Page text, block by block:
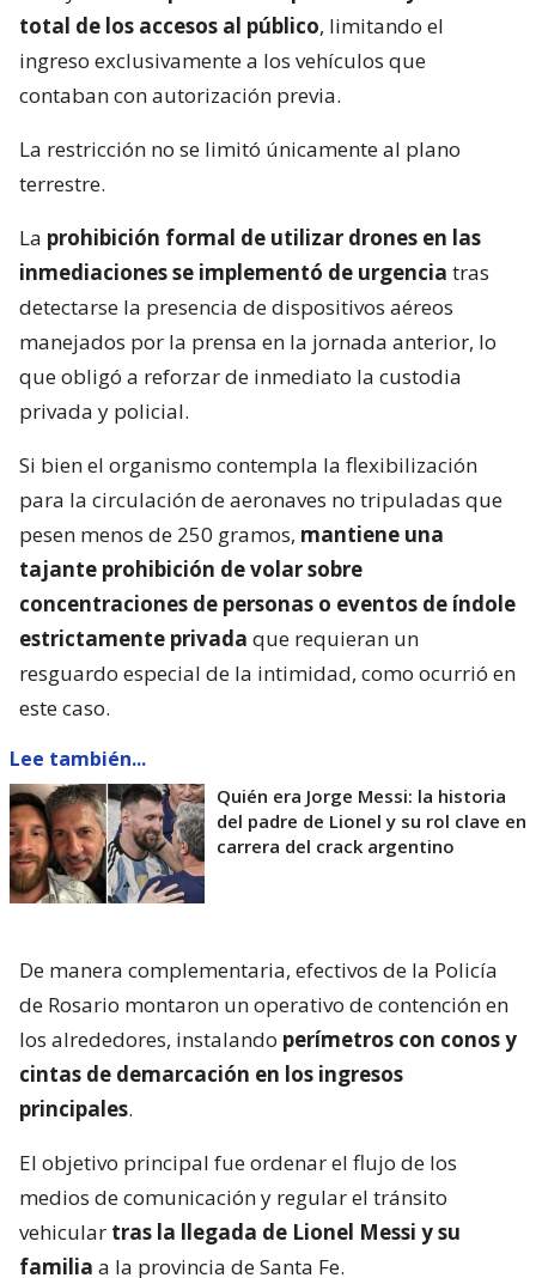
total de los accesos al público, limitando el
ingreso exclusivamente a los vehículos que
contaban con autorización previa.
La restricción no se limitó únicamente al plano
terrestre.
La prohibición formal de utilizar drones en las
inmediaciones se implementó de urgencia tras
detectarse la presencia de dispositivos aéreos
manejados por la prensa en la jornada anterior, lo
que obligó a reforzar de inmediato la custodia
privada y policial.
Si bien el organismo contempla la flexibilización
para la circulación de aeronaves no tripuladas que
pesen menos de 250 gramos, mantiene una
tajante prohibición de volar sobre
concentraciones de personas o eventos de índole
estrictamente privada que requieran un
resguardo especial de la intimidad, como ocurrió en
este caso.
Lee también...
Quién era Jorge Messi: la historia
del padre de Lionel y su rol clave en
carrera del crack argentino
De manera complementaria, efectivos de la Policía
de Rosario montaron un operativo de contención en
los alrededores, instalando perímetros con conos y
cintas de demarcación en los ingresos
principales.
El objetivo principal fue ordenar el flujo de los
medios de comunicación y regular el tránsito
vehicular tras la llegada de Lionel Messi y su
familia a la provincia de Santa Fe.